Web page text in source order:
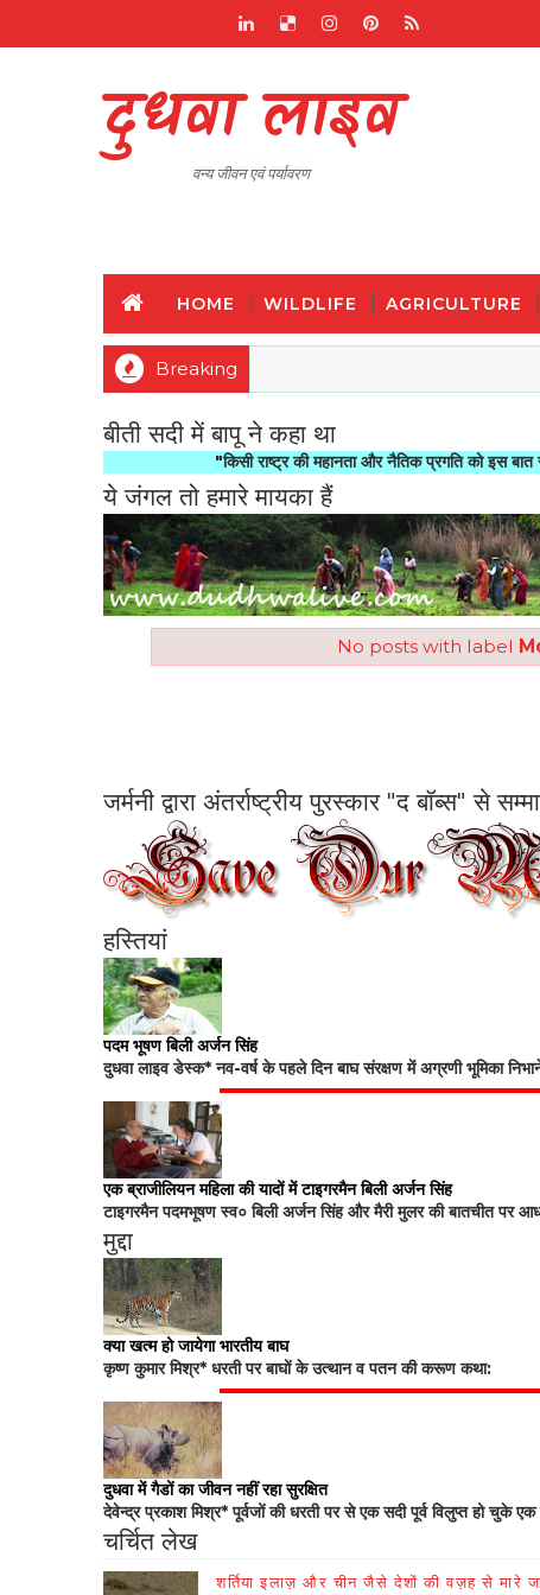
दुधवा लाइव
वन्य जीवन एवं पर्यावरण
HOME WILDLIFE AGRICULTURE
Breaking
बीती सदी में बापू ने कहा था
"किसी राष्ट्र की महानता और नैतिक प्रगति को इस बात से मापा
ये जंगल तो हमारे मायका हैं
No posts with label
जर्मनी द्वारा अंतर्राष्ट्रीय पुरस्कार "द बॉब्स" से
हस्तियां
पदम भूषण बिली अर्जन सिंह
दुधवा लाइव डेस्क* नव-वर्ष के पहले दिन बाघ संरक्षण में अग्रणी भूमिका
एक ब्राजीलियन महिला की यादों में टाइगरमैन बिली अर्जन सिंह
टाइगरमैन पदमभूषण स्व० बिली अर्जन सिंह और मैरी मुलर की बातचीत पर
मुद्दा
क्या खत्म हो जायेगा भारतीय बाघ
कृष्ण कुमार मिश्र* धरती पर बाघों के उत्थान व पतन की करूण कथा:
दुधवा में गैडों का जीवन नहीं रहा सुरक्षित
देवेन्द्र प्रकाश मिश्र* पूर्वजों की धरती पर से एक सदी पूर्व विलुप्त हो चुके एक
चर्चित लेख
शर्तिया इलाज़ और चीन जैसे देशों की वज़ह से मारे